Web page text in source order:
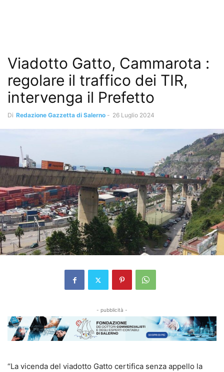
Viadotto Gatto, Cammarota :
regolare il traffico dei TIR,
intervenga il Prefetto
Di Redazione Gazzetta di Salerno - 26 Luglio 2024
- pubblicità -
“La vicenda del viadotto Gatto certifica senza appello la